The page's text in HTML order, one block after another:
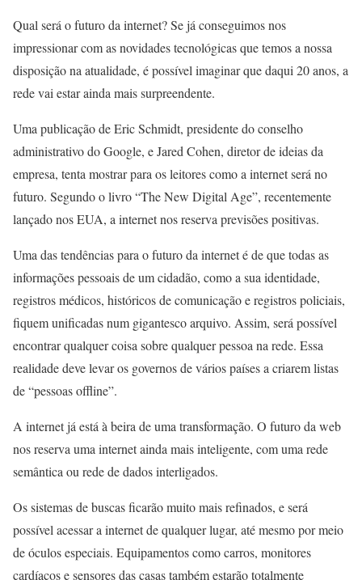
Qual será o futuro da internet? Se já conseguimos nos
impressionar com as novidades tecnológicas que temos a nossa
disposição na atualidade, é possível imaginar que daqui 20 anos, a
rede vai estar ainda mais surpreendente.
Uma publicação de Eric Schmidt, presidente do conselho
administrativo do Google, e Jared Cohen, diretor de ideias da
empresa, tenta mostrar para os leitores como a internet será no
futuro. Segundo o livro “The New Digital Age”, recentemente
lançado nos EUA, a internet nos reserva previsões positivas.
Uma das tendências para o futuro da internet é de que todas as
informações pessoais de um cidadão, como a sua identidade,
registros médicos, históricos de comunicação e registros policiais,
fiquem unificadas num gigantesco arquivo. Assim, será possível
encontrar qualquer coisa sobre qualquer pessoa na rede. Essa
realidade deve levar os governos de vários países a criarem listas
de “pessoas offline”.
A internet já está à beira de uma transformação. O futuro da web
nos reserva uma internet ainda mais inteligente, com uma rede
semântica ou rede de dados interligados.
Os sistemas de buscas ficarão muito mais refinados, e será
possível acessar a internet de qualquer lugar, até mesmo por meio
de óculos especiais. Equipamentos como carros, monitores
cardíacos e sensores das casas também estarão totalmente